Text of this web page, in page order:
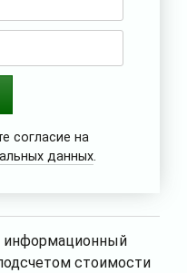
согласие на
данных.
информационный
стоимости